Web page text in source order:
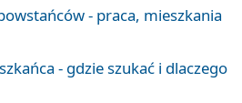
- praca, mieszkania
- gdzie szukać i dlaczego